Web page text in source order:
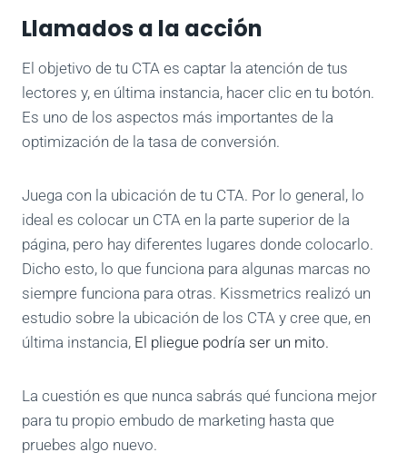
Llamados a la acción
El objetivo de tu CTA es captar la atención de tus
lectores y, en última instancia, hacer clic en tu botón.
Es uno de los aspectos más importantes de la
optimización de la tasa de conversión.
Juega con la ubicación de tu CTA. Por lo general, lo
ideal es colocar un CTA en la parte superior de la
página, pero hay diferentes lugares donde colocarlo.
Dicho esto, lo que funciona para algunas marcas no
siempre funciona para otras. Kissmetrics realizó un
estudio sobre la ubicación de los CTA y cree que, en
última instancia, El pliegue podría ser un mito.
La cuestión es que nunca sabrás qué funciona mejor
para tu propio embudo de marketing hasta que
pruebes algo nuevo.